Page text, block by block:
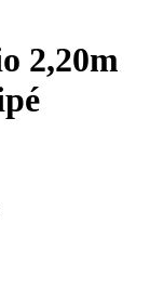
2,20m